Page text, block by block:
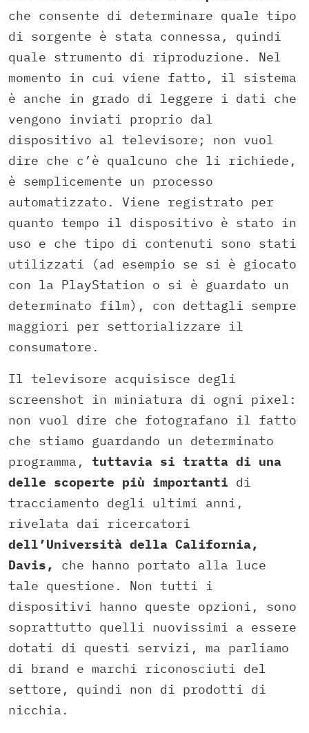
che consente di determinare quale tipo
di sorgente è stata connessa,
quindi
quale strumento di riproduzione.
Nel
momento in cui viene fatto,
il sistema
è anche in grado di leggere i dati che
vengono inviati proprio dal
dispositivo al televisore; non vuol
dire che c’è qualcuno che li richiede,
è semplicemente un processo
automatizzato.
Viene registrato per
quanto tempo il dispositivo è stato in
uso e che tipo di contenuti sono stati
utilizzati (ad esempio se si è giocato
con la PlayStation o si è guardato un
determinato film),
con dettagli sempre
maggiori per settorializzare il
consumatore.
Il televisore acquisisce degli
screenshot in miniatura di ogni pixel:
non vuol dire che fotografano il fatto
che stiamo guardando un determinato
programma,
tuttavia si tratta di una
delle scoperte più importanti di
tracciamento degli ultimi anni,
rivelata dai ricercatori
dell’Università della California,
Davis,
che hanno portato alla luce
tale questione.
Non tutti i
dispositivi hanno queste opzioni,
sono
soprattutto quelli nuovissimi a essere
dotati di questi servizi,
ma parliamo
di brand e marchi riconosciuti del
settore,
quindi non di prodotti di
nicchia.